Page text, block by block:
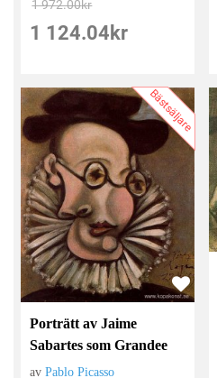
1 972.00kr
1 124.04 kr
Bästsäljare
Porträtt av Jaime
Sabartes som Grandee
avPablo Picasso